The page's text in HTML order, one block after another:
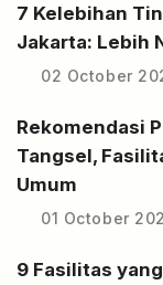
7 Kelebihan
Jakarta: Lebih
02 October
Rekomendasi
Tangsel,
Umum
01 October
9 Fasilitas